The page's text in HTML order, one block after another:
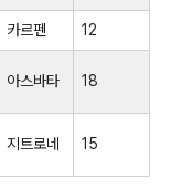
카르펜 12
아스바타 18
지트로네 15